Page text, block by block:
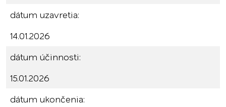
dátum uzavretia:
14.01.2026
dátum účinnosti:
15.01.2026
dátum ukončenia: